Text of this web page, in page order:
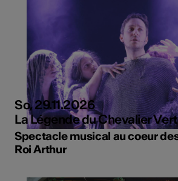
So, 29.11.2026
La Légende du Chevalier Vert
Spectacle musical au coeur
Roi Arthur